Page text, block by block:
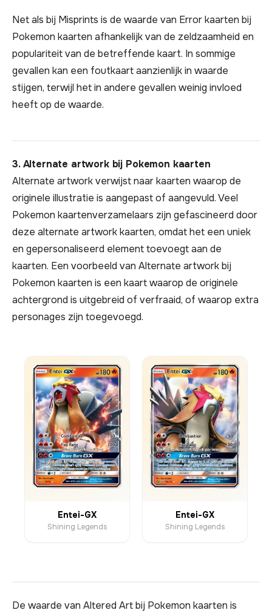
Net als bij Misprints is de waarde van Error kaarten bij
Pokemon kaarten afhankelijk van de zeldzaamheid en
populariteit van de betreffende kaart. In sommige
gevallen kan een foutkaart aanzienlijk in waarde
stijgen, terwijl het in andere gevallen weinig invloed
heeft op de waarde.
3. Alternate artwork bij Pokemon kaarten
Alternate artwork verwijst naar kaarten waarop de
originele illustratie is aangepast of aangevuld. Veel
Pokemon kaartenverzamelaars zijn gefascineerd door
deze alternate artwork kaarten, omdat het een uniek
en gepersonaliseerd element toevoegt aan de
kaarten. Een voorbeeld van Alternate artwork bij
Pokemon kaarten is een kaart waarop de originele
achtergrond is uitgebreid of verfraaid, of waarop extra
personages zijn toegevoegd.
Entei-GX
Shining Legends
Entei-GX
Shining Legends
De waarde van Altered Art bij Pokemon kaarten is